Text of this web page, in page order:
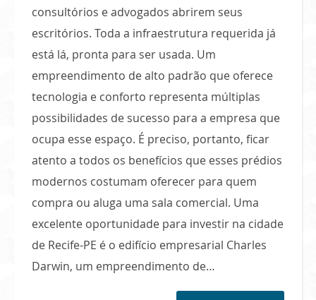
consultórios e advogados abrirem seus
escritórios. Toda a infraestrutura requerida já
está lá, pronta para ser usada. Um
empreendimento de alto padrão que oferece
tecnologia e conforto representa múltiplas
possibilidades de sucesso para a empresa que
ocupa esse espaço. É preciso, portanto, ficar
atento a todos os benefícios que esses prédios
modernos costumam oferecer para quem
compra ou aluga uma sala comercial. Uma
excelente oportunidade para investir na cidade
de Recife-PE é o edifício empresarial Charles
Darwin, um empreendimento de…